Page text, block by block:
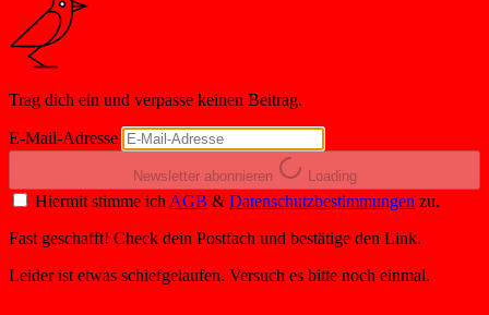
Trag dich ein und verpasse keinen Beitrag.
E-Mail-Adresse
Newsletter abonnieren Loading
Hiermit stimme ich AGB & Datenschutzbestimmungen zu.
Fast geschafft! Check dein Postfach und bestätige den Link.
Leider ist etwas schiefgelaufen. Versuch es bitte noch einmal.